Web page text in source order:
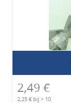
2,49 €
2,25 € bij > 10